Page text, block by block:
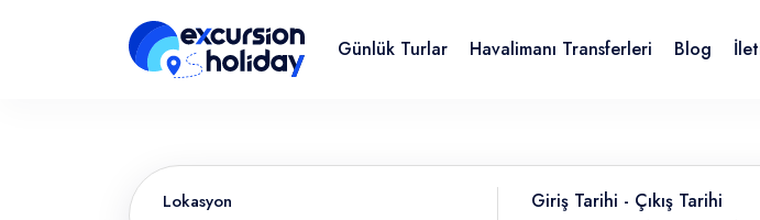
Günlük Turlar Havalimanı Transferleri Blog
Lokasyon Giriş Tarihi - Çıkış Tarihi